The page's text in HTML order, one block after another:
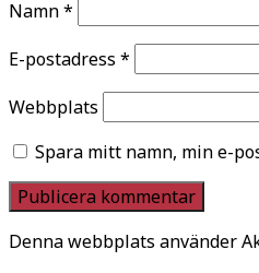
Namn*
E-postadress *
Webbplats
Spara mitt namn, min e-
Denna webbplats använder